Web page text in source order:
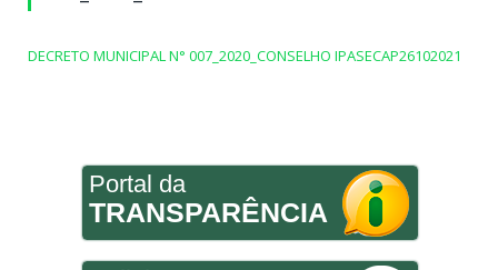
DECRETO MUNICIPAL N° 007_2020_CONSELHO IPASECAP26102021
Portal da
TRANSPARÊNCIA